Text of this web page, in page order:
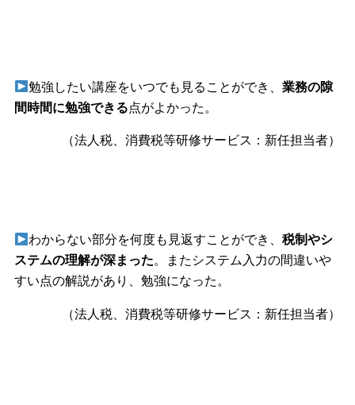
勉強したい講座をいつでも見ることができ、 業務の隙
間時間に勉強できる点がよかった。
（法人税、消費税等研修サービス：新任担当者）
わからない部分を何度も見返すことができ、 税制やシ
ステムの理解が深まった。またシステム入力の間違いや
すい点の解説があり、勉強になった。
（法人税、消費税等研修サービス：新任担当者）